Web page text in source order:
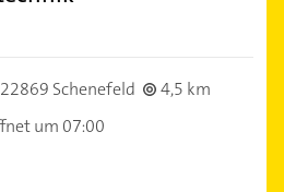
22869 Schenefeld
4,5 km
um 07:00